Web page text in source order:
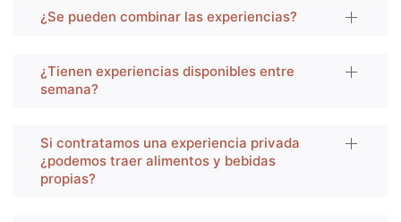
¿Se pueden combinar las experiencias?
¿Tienen experiencias disponibles entre
semana?
Si contratamos una experiencia privada
¿podemos traer alimentos y bebidas
propias?